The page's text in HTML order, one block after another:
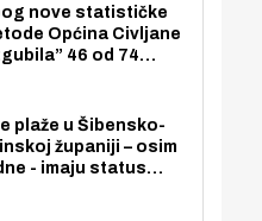
nove statističke
Općina Civljane
46 od 74
radno sposobnih
među svojih 170
plaže u Šibensko-
županiji – osim
- imaju status